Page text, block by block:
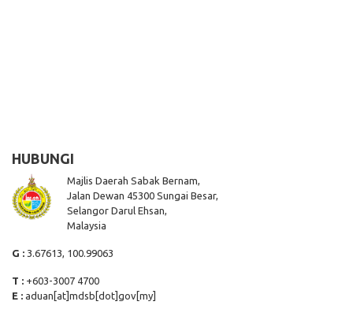
HUBUNGI
Majlis Daerah Sabak Bernam,
Jalan Dewan 45300 Sungai Besar,
Selangor Darul Ehsan,
Malaysia
G : 3.67613, 100.99063
T : +603-3007 4700
E : aduan[at]mdsb[dot]gov[my]